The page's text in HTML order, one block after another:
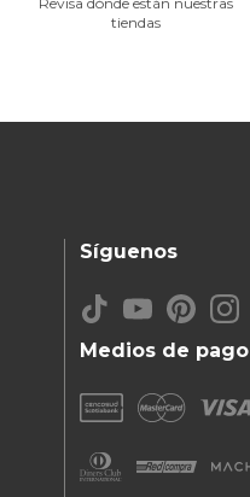
tiendas
Medios de pago
Síguenos